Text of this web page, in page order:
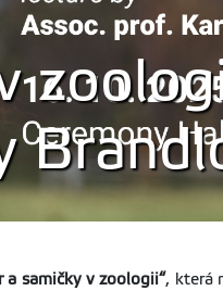
a samičky v zoologii“, která